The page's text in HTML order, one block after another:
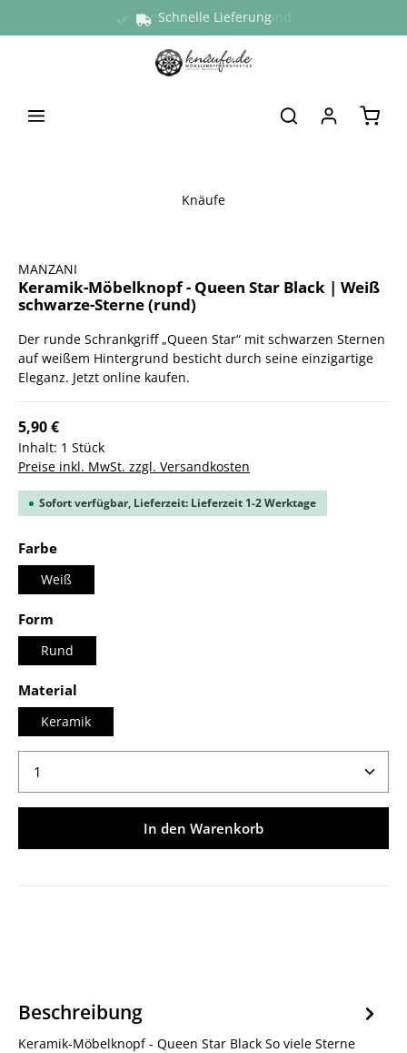
Schnelle Lieferung
Versand aus Deutschland
Knäufe
MANZANI
Keramik-Möbelknopf - Queen Star Black | Weiß
schwarze-Sterne (rund)
Der runde Schrankgriff „Queen Star“ mit schwarzen Sternen
auf weißem Hintergrund besticht durch seine einzigartige
Eleganz. Jetzt online kaufen.
5,90 €
Inhalt: 1 Stück
Preise inkl. MwSt. zzgl. Versandkosten
Sofort verfügbar, Lieferzeit: Lieferzeit 1-2 Werktage
Farbeauswählen
Weiß
Form
Rund
Material
Keramik
Produkt Anzahl: Gib den gewünschten Wert ein
In den Warenkorb
Beschreibung
Keramik-Möbelknopf - Queen Star Black So viele Sterne